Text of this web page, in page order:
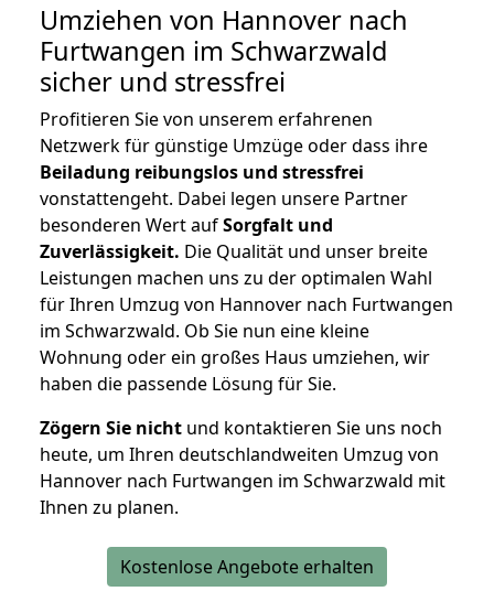
Umziehen von Hannover nach
Furtwangen im Schwarzwald
sicher und stressfrei
Profitieren Sie von unserem erfahrenen
Netzwerk für günstige Umzüge oder dass ihre
Beiladung reibungslos und stressfrei
vonstattengeht. Dabei legen unsere Partner
besonderen Wert aufSorgfalt und
Zuverlässigkeit. Die Qualität und unser breite
Leistungen machen uns zu der optimalen Wahl
für Ihren Umzug von Hannover nach Furtwangen
im Schwarzwald. Ob Sie nun eine kleine
Wohnung oder ein großes Haus umziehen, wir
haben die passende Lösung für Sie.
Zögern Sie nicht und kontaktieren Sie uns noch
heute, um Ihren deutschlandweiten Umzug von
Hannover nach Furtwangen im Schwarzwald mit
Ihnen zu planen.
Kostenlose Angebote erhalten